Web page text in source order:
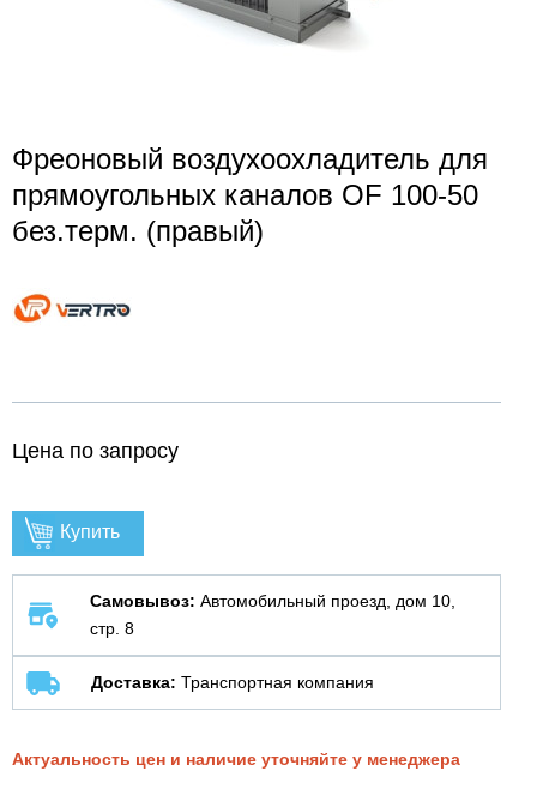
Фреоновый воздухоохладитель для
прямоугольных каналов OF 100-50
без.терм. (правый)
Цена по запросу
Купить
Самовывоз: Автомобильный проезд, дом 10,
стр. 8
Доставка: Транспортная компания
Актуальность цен и наличие уточняйте у менеджера